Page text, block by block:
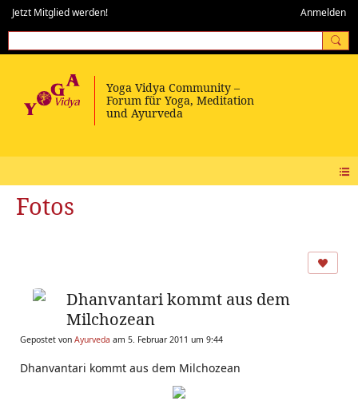
Jetzt Mitglied werden! Anmelden
Fotos
Dhanvantari kommt aus dem
Milchozean
Gepostet von Ayurveda am 5. Februar 2011 um 9:44
Dhanvantari kommt aus dem Milchozean